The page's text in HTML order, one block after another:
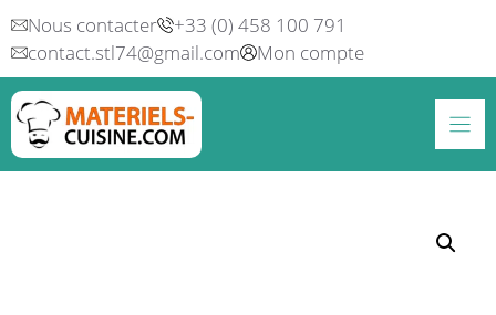
Aller
au
contenu
Nous contacter
+33 (0) 458 100 791
contact.stl74@gmail.com
Mon compte